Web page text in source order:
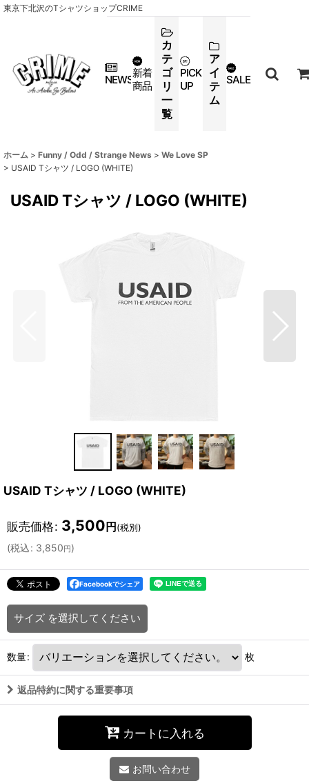
東京下北沢のTシャツショップCRIME
NEWS新着
商品
カ
テ
ゴ
リ
一
覧
PICK
UP
ア
イ
テ
ム
SALE
ホーム > Funny / Odd / Strange News > We Love SP
> USAID Tシャツ / LOGO (WHITE)
USAID Tシャツ / LOGO (WHITE)
USAID Tシャツ / LOGO (WHITE)
販売価格: 3,500 円 (税別)
(税込: 3,850円)
Facebookでシェア
サイズ を選択してください
数量: 枚
返品特約に関する重要事項
カートに入れる
お問い合わせ